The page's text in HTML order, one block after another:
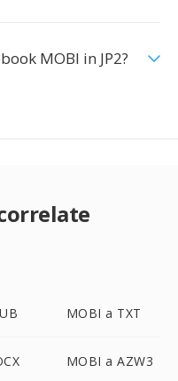
MOBI in JP2?
MOBI a TXT
MOBI a AZW3